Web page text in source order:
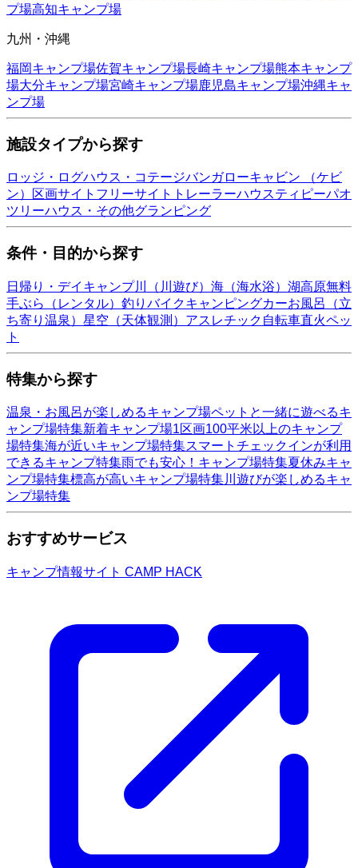
プ場高知キャンプ場
九州・沖縄
福岡キャンプ場佐賀キャンプ場長崎キャンプ場熊本キャンプ
場大分キャンプ場宮崎キャンプ場鹿児島キャンプ場沖縄キャ
ンプ場
施設タイプから探す
ロッジ・ログハウス・コテージバンガローキャビン （ケビ
ン）
区画サイト フリーサイト トレーラーハウスティピーパオ
ツリーハウス・その他グランピング
条件・目的から探す
日帰り・デイキャンプ川（川遊び） 海（海水浴） 湖高原無料
手ぶら（レンタル） 釣り バイクキャンピングカーお風呂（立
ち寄り温泉） 星空（天体観測） アスレチック 自転車直火ペッ
ト
特集から探す
温泉・お風呂が楽しめるキャンプ場ペットと一緒に遊べるキ
ャンプ場特集新着キャンプ場1区画100平米以上のキャンプ
場特集海が近いキャンプ場特集スマートチェックインが利用
できるキャンプ特集雨でも安心！キャンプ場特集夏休みキャ
ンプ場特集標高が高いキャンプ場特集川遊びが楽しめるキャ
ンプ場特集
おすすめサービス
キャンプ情報サイト CAMP HACK